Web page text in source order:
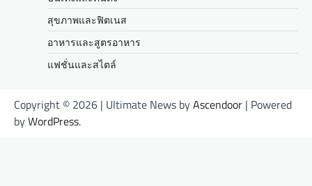
สุขภาพและฟิตเนส
อาหารและสูตรอาหาร
แฟชั่นและสไตล์
Copyright © 2026 | Ultimate News byAscendoor | Powered
byWordPress.